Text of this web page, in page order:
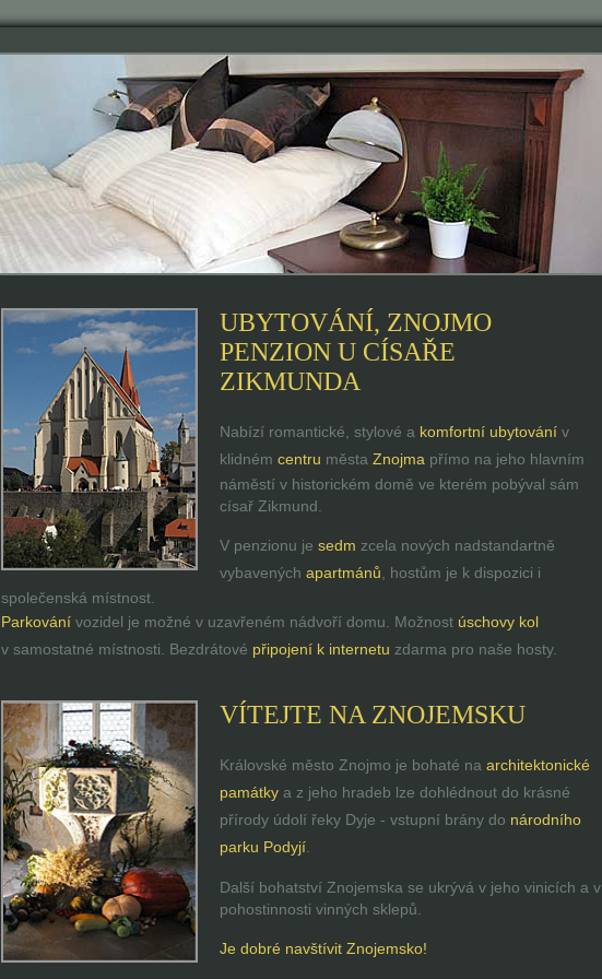
UBYTOVÁNÍ, ZNOJMO
PENZION U CÍSAŘE
ZIKMUNDA
Nabízí romantické, stylové a komfortní ubytování v
klidném centru města Znojma přímo na jeho hlavním
náměstí v historickém domě ve kterém pobýval sám
císař Zikmund.
V penzionu je sedm zcela nových nadstandartně
vybavených apartmánů , hostům je k dispozici i
společenská místnost.
Parkování vozidel je možné v uzavřeném nádvoří domu. Možnost úschovy kol
v samostatné místnosti. Bezdrátové připojení k internetu zdarma pro naše hosty.
VÍTEJTE NA ZNOJEMSKU
Královské město Znojmo je bohaté na architektonické
památky a z jeho hradeb lze dohlédnout do krásné
přírody údolí řeky Dyje - vstupní brány do národního
parku Podyjí
Další bohatství Znojemska se ukrývá v jeho vinicích a v
pohostinnosti vinných sklepů.
Je dobré navštívit Znojemsko!